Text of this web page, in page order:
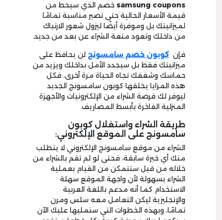
samsung coupons خصم الذي سيحط من
قيمة الأسعار الحالية حتى تصير مناسبة تمامًا
لميزانيتك بل وموفرة أيضًا ليزول شعور الارتباك
من داخلك وتعود متعة الشراء عن بعد من جديد.
فإن كوبون خصم سامسونج لن يحافظ على
ميزانيتك فقط بل سيجدد الأمل بداخلك ويزيد من
حماسك وشغفك تجاه الحياة مرة أخرى، فكل
هذه المزايا يخلقها كوبون سامسونج الجديد
ليوفر لك فرصة الشراء من الإلكترونيات والأجهزة
المنزلية الفاخرة بأبسط المصاريف.
طريقة الشراء واستغلال كوبون
سامسونج على الموقع الإلكتروني:
الشراء من موقع سامسونج الإلكتروني لا يتطلب
منك أي خبرة سابقة، فحتى لو لم تقم بالشراء من
خلاله من قبل ستتمكن من القيام بعملية
الشراء بسهولة لأن واجهة الموقع سهلة
الاستخدام كما أنه مدعم باللغة العربية
والإنجليزية ليكن التعامل معه سلس ومرن
تمامًا، وبهذه الخطوات التي سنمليها عليك الآن